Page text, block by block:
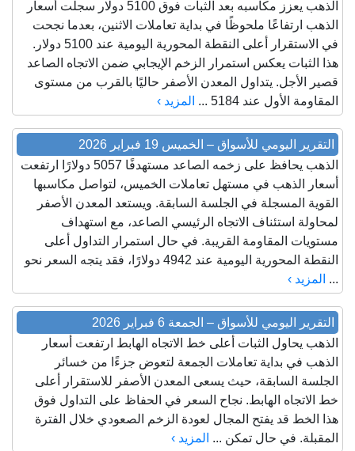
الذهب يعزز مكاسبه بعد الثبات فوق 5100 دولار سجلت أسعار
الذهب ارتفاعًا ملحوظًا في بداية تعاملات الاثنين، بعدما نجحت
في الاستقرار أعلى النقطة المحورية اليومية عند 5100 دولار.
هذا الثبات يعكس استمرار الزخم الإيجابي ضمن الاتجاه الصاعد
قصير الأجل. يتداول المعدن الأصفر حاليًا بالقرب من مستوى
المقاومة الأول عند 5184 ...
المزيد ›
التقرير اليومي للأسواق – الخميس 19 فبراير 2026
الذهب يحافظ على زخمه الصاعد مستهدفًا 5057 دولارًا ارتفعت
أسعار الذهب في مستهل تعاملات الخميس، لتواصل مكاسبها
القوية المسجلة في الجلسة السابقة. ويستعد المعدن الأصفر
لمحاولة استئناف الاتجاه الرئيسي الصاعد، مع استهداف
مستويات المقاومة القريبة. في حال استمرار التداول أعلى
النقطة المحورية اليومية عند 4942 دولارًا، فقد يتجه السعر نحو
... المزيد ›
التقرير اليومي للأسواق – الجمعة 6 فبراير 2026
الذهب يحاول الثبات أعلى خط الاتجاه الهابط ارتفعت أسعار
الذهب في بداية تعاملات الجمعة لتعوض جزءًا من خسائر
الجلسة السابقة، حيث يسعى المعدن الأصفر للاستقرار أعلى
خط الاتجاه الهابط. نجاح السعر في الحفاظ على التداول فوق
هذا الخط قد يفتح المجال لعودة الزخم الصعودي خلال الفترة
المقبلة. في حال تمكن ... المزيد ›